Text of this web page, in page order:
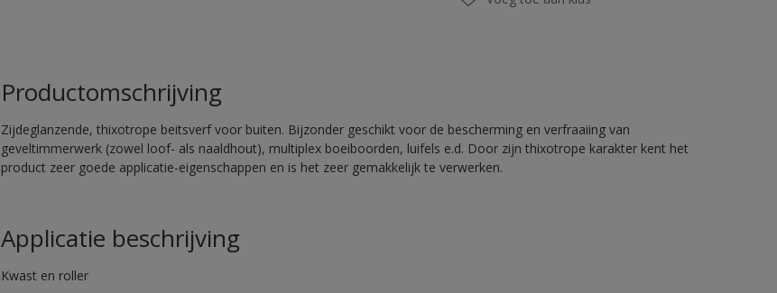
Productomschrijving
Zijdeglanzende, thixotrope beitsverf voor buiten. Bijzonder geschikt voor de bescherming en verfraaiing van
geveltimmerwerk (zowel loof- als naaldhout), multiplex boeiboorden, luifels e.d. Door zijn thixotrope karakter kent het
product zeer goede applicatie-eigenschappen en is het zeer gemakkelijk te verwerken.
Applicatie beschrijving
Kwast en roller